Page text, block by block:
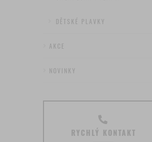
DĚTSKÉ PLAVKY
AKCE
NOVINKY
RYCHLÝ KONTAKT